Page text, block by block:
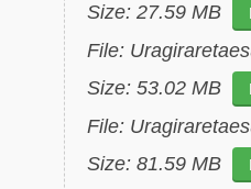
Size: 27.59 MB
File:
Size: 53.02 MB
File:
Size: 81.59 MB